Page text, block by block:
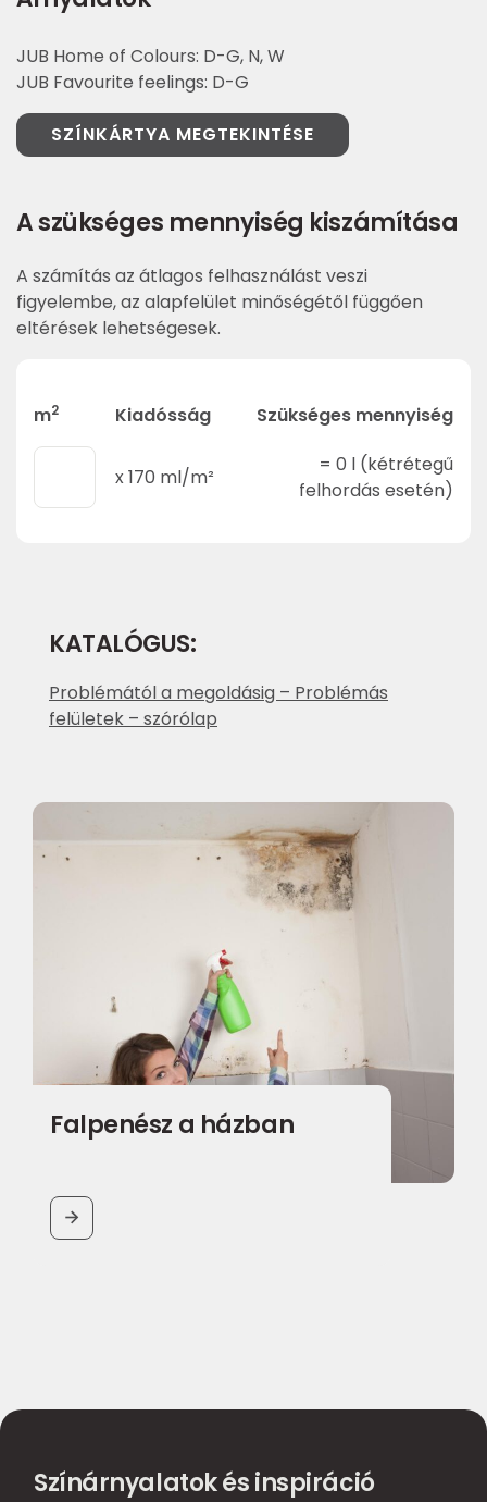
JUB Home of Colours: D-G, N, W
JUB Favourite feelings: D-G
SZÍNKÁRTYA MEGTEKINTÉSE
A szükséges mennyiség kiszámítása
A számítás az átlagos felhasználást veszi
figyelembe, az alapfelület minőségétől függően
eltérések lehetségesek.
m2 Kiadósság Szükséges mennyiség
x170 ml/m²
= 0 l (kétrétegű
felhordás esetén)
KATALÓGUS:
Problémától a megoldásig – Problémás
felületek – szórólap
Falpenész a házban
BUTTON
Színárnyalatok és inspiráció